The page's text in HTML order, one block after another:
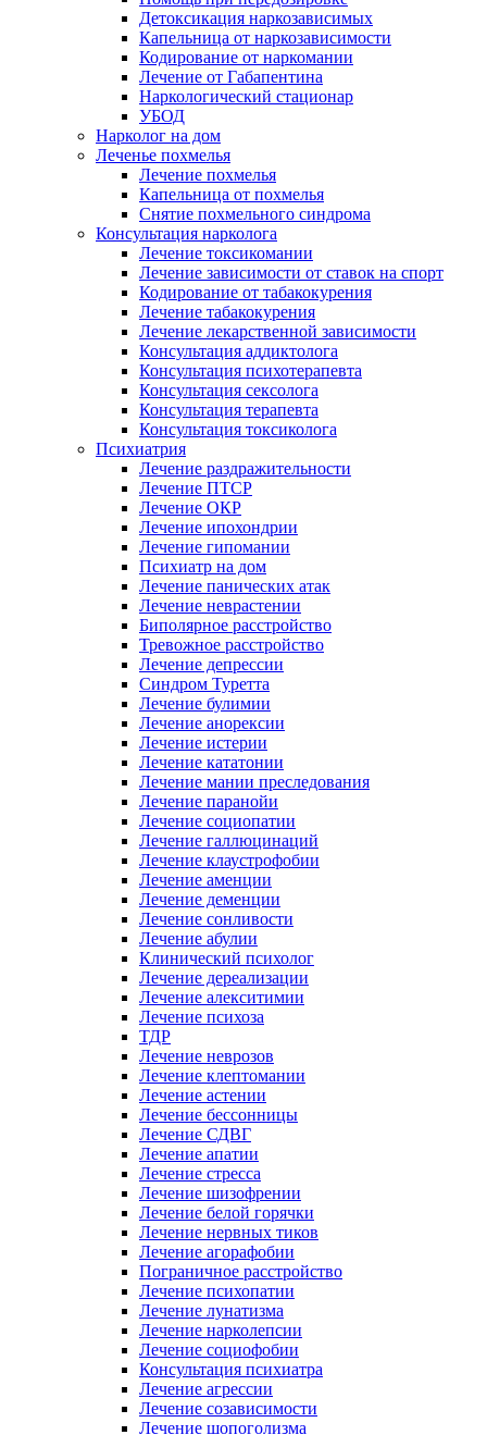
Детоксикация наркозависимых
Капельница от наркозависимости
Кодирование от наркомании
Лечение от Габапентина
Наркологический стационар
УБОД
Нарколог на дом
Леченье похмелья
Лечение похмелья
Капельница от похмелья
Снятие похмельного синдрома
Консультация нарколога
Лечение токсикомании
Лечение зависимости от ставок на спорт
Кодирование от табакокурения
Лечение табакокурения
Лечение лекарственной зависимости
Консультация аддиктолога
Консультация психотерапевта
Консультация сексолога
Консультация терапевта
Консультация токсиколога
Психиатрия
Лечение раздражительности
Лечение ПТСР
Лечение ОКР
Лечение ипохондрии
Лечение гипомании
Психиатр на дом
Лечение панических атак
Лечение неврастении
Биполярное расстройство
Тревожное расстройство
Лечение депрессии
Синдром Туретта
Лечение булимии
Лечение анорексии
Лечение истерии
Лечение кататонии
Лечение мании преследования
Лечение паранойи
Лечение социопатии
Лечение галлюцинаций
Лечение клаустрофобии
Лечение аменции
Лечение деменции
Лечение сонливости
Лечение абулии
Клинический психолог
Лечение дереализации
Лечение алекситимии
Лечение психоза
ТДР
Лечение неврозов
Лечение клептомании
Лечение астении
Лечение бессонницы
Лечение СДВГ
Лечение апатии
Лечение стресса
Лечение шизофрении
Лечение белой горячки
Лечение нервных тиков
Лечение агорафобии
Пограничное расстройство
Лечение психопатии
Лечение лунатизма
Лечение нарколепсии
Лечение социофобии
Консультация психиатра
Лечение агрессии
Лечение созависимости
Лечение шопоголизма